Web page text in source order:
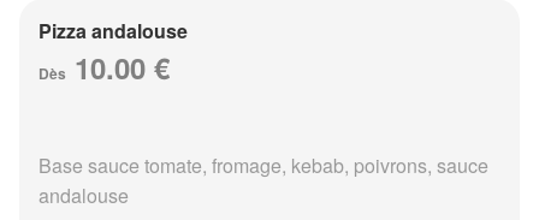
Pizza andalouse
Dès 10.00 €
Base sauce tomate, fromage, kebab, poivrons, sauce
andalouse